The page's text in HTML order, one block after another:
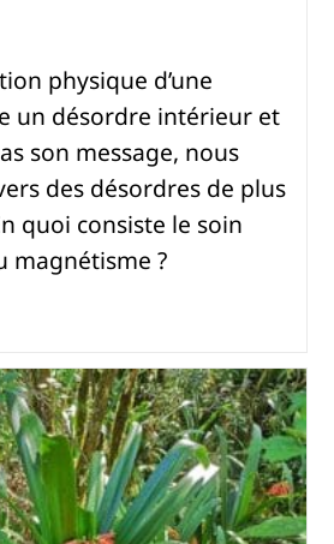
physique d’une
un désordre intérieur et
son message, nous
des désordres de plus
quoi consiste le soin
magnétisme ?